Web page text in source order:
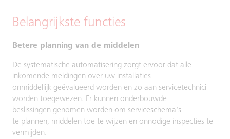
Belangrijkste functies
Betere planning van de middelen
De systematische automatisering zorgt ervoor dat alle
inkomende meldingen over uw installaties
onmiddellijk geëvalueerd worden en zo aan servicetechnici
worden toegewezen. Er kunnen onderbouwde
beslissingen genomen worden om serviceschema's
te plannen, middelen toe te wijzen en onnodige inspecties te
vermijden.